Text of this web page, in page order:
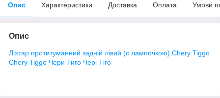
Опис Характеристики Доставка Оплата Умови
Опис
Ліхтар протитуманний задній лівий (с лампочкою) Chery Tiggo
Chery Tiggo Чери Тиго Чері Тіго